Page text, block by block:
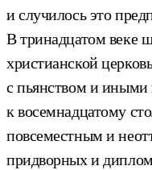
и случилось это
В тринадцатом веке
христианской
с пьянством и
к восемнадцатому
повсеместным и
придворных и